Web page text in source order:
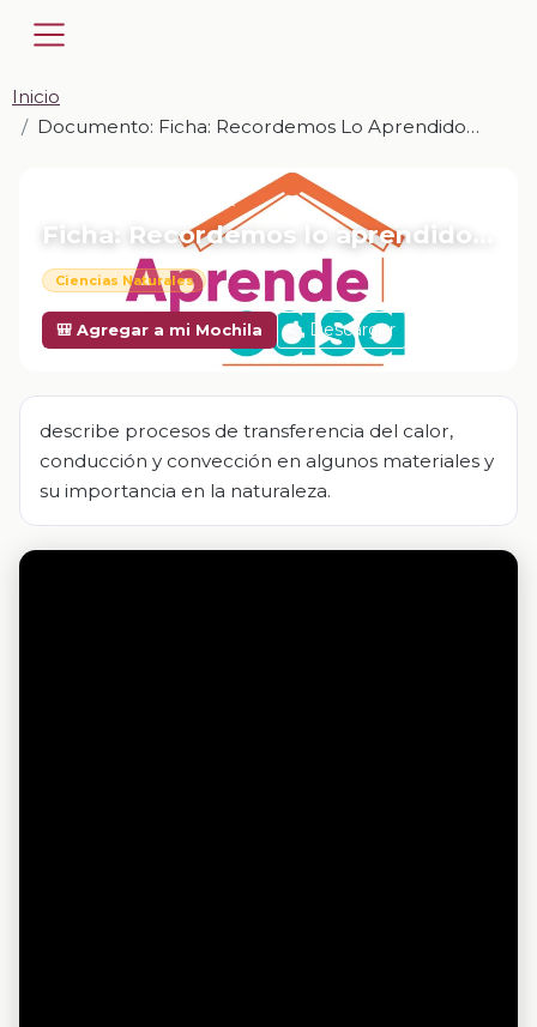
Inicio
Documento: Ficha: Recordemos Lo Aprendido…
📎 DOCUMENTO · DOCX
Ficha: Recordemos lo aprendido…
Ciencias Naturales
🎒 Agregar a mi Mochila Descargar
describe procesos de transferencia del calor,
conducción y convección en algunos materiales y
su importancia en la naturaleza.